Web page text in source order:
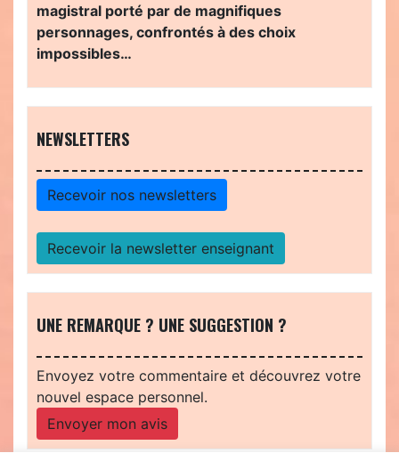
magistral porté par de magnifiques
personnages, confrontés à des choix
impossibles…
NEWSLETTERS
Recevoir nos newsletters
Recevoir la newsletter enseignant
UNE REMARQUE ? UNE SUGGESTION ?
Envoyez votre commentaire et découvrez votre
nouvel espace personnel.
Envoyer mon avis